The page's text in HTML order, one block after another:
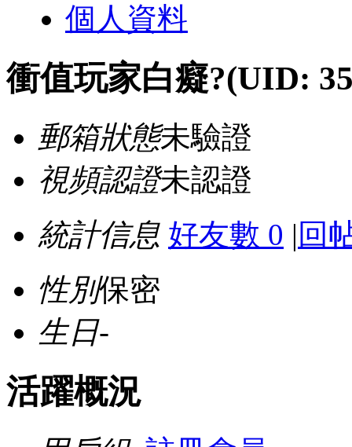
個人資料
衝值玩家白癡?(UID:
郵箱狀態未驗證
視頻認證未認證
統計信息 好友數 0 | 回
性別保密
生日-
活躍概況